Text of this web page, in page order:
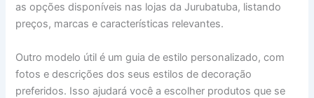
as opções disponíveis nas lojas da Jurubatuba, listando
preços, marcas e características relevantes.
Outro modelo útil é um guia de estilo personalizado, com
fotos e descrições dos seus estilos de decoração
preferidos. Isso ajudará você a escolher produtos que se